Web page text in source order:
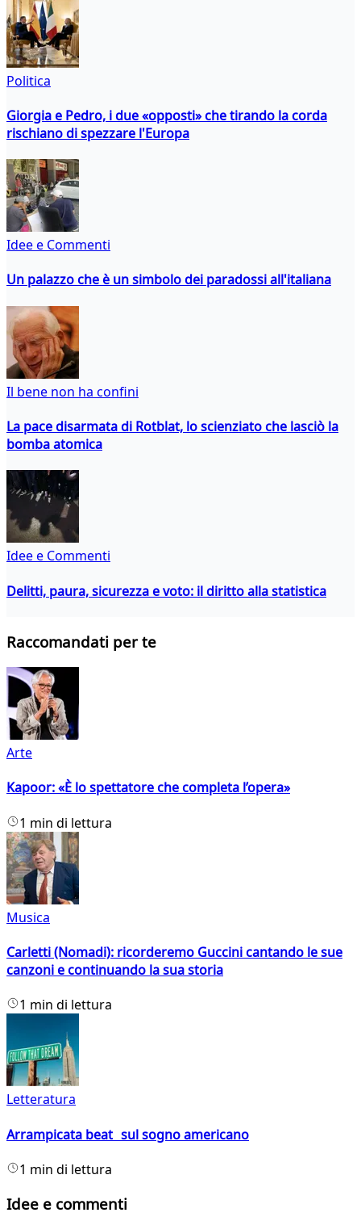
Politica
Giorgia e Pedro, i due «opposti» che tirando la corda
rischiano di spezzare l'Europa
Idee e Commenti
Un palazzo che è un simbolo dei paradossi all'italiana
Il bene non ha confini
La pace disarmata di Rotblat, lo scienziato che lasciò la
bomba atomica
Idee e Commenti
Delitti, paura, sicurezza e voto: il diritto alla statistica
Raccomandati per te
Arte
Kapoor: «È lo spettatore che completa l’opera»
1 min di lettura
Musica
Carletti (Nomadi): ricorderemo Guccini cantando le sue
canzoni e continuando la sua storia
1 min di lettura
Letteratura
Arrampicata beat sul sogno americano
1 min di lettura
Idee e commenti